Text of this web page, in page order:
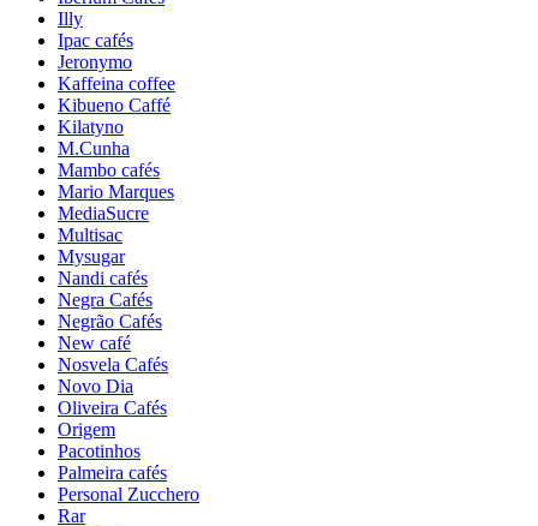
Illy
Ipac cafés
Jeronymo
Kaffeina coffee
Kibueno Caffé
Kilatyno
M.Cunha
Mambo cafés
Mario Marques
MediaSucre
Multisac
Mysugar
Nandi cafés
Negra Cafés
Negrão Cafés
New café
Nosvela Cafés
Novo Dia
Oliveira Cafés
Origem
Pacotinhos
Palmeira cafés
Personal Zucchero
Rar